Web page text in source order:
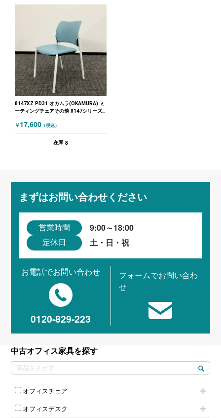
8147XZ PD31 オカムラ(OKAMURA) ミ
ーティングチェアその他 8147シリーズ
￥ 17,600 （税込）
在庫 8
まずはお問い合わせください
営業時間 9:00～18:00
定休日 土・日・祝
お電話でお問い合わせ
0120-829-223
フォームでお問い合わ
せ
中古オフィス家具を探す
オフィスチェア
肘無しチェア
オフィスデスク